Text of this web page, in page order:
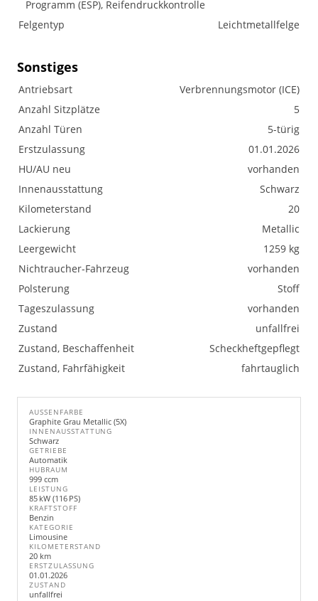
Programm (ESP), Reifendruckkontrolle
Felgentyp
Leichtmetallfelge
Sonstiges
Antriebsart
Verbrennungsmotor (ICE)
Anzahl Sitzplätze
5
Anzahl Türen
5-türig
Erstzulassung
01.01.2026
HU/AU neu
vorhanden
Innenausstattung
Schwarz
Kilometerstand
20
Lackierung
Metallic
Leergewicht
1259 kg
Nichtraucher-Fahrzeug
vorhanden
Polsterung
Stoff
Tageszulassung
vorhanden
Zustand
unfallfrei
Zustand, Beschaffenheit
Scheckheftgepflegt
Zustand, Fahrfähigkeit
fahrtauglich
AUSSENFARBE
Graphite Grau Metallic (5X)
INNENAUSSTATTUNG
Schwarz
GETRIEBE
Automatik
HUBRAUM
999 ccm
LEISTUNG
85 kW (116 PS)
KRAFTSTOFF
Benzin
KATEGORIE
Limousine
KILOMETERSTAND
20 km
ERSTZULASSUNG
01.01.2026
ZUSTAND
unfallfrei